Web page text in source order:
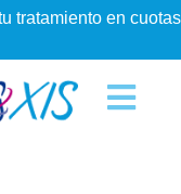
tratamiento en cuotas